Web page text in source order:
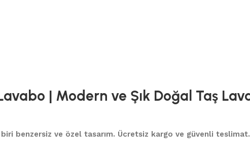
| Modern ve Şık Doğal Taş
benzersiz ve özel tasarım. Ücretsiz kargo ve güvenli teslimat.